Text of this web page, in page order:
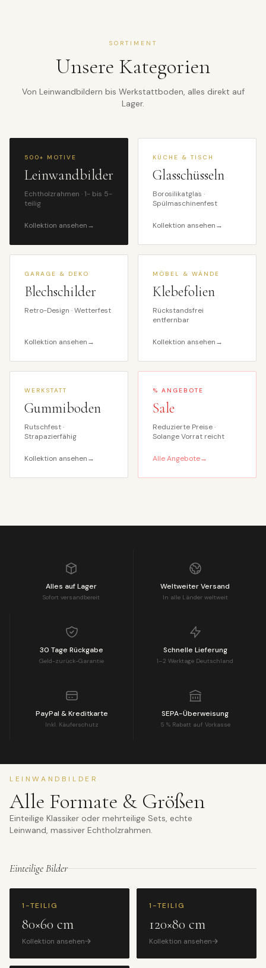
SORTIMENT
Unsere Kategorien
Von Leinwandbildern bis Werkstattboden, alles direkt auf
Lager.
500+ MOTIVE
Leinwandbilder
Echtholzrahmen · 1- bis 5-
teilig
Kollektion ansehen→
KÜCHE & TISCH
Glasschüsseln
Borosilikatglas ·
Spülmaschinenfest
Kollektion ansehen→
GARAGE & DEKO
Blechschilder
Retro-Design · Wetterfest
Kollektion ansehen→
MÖBEL & WÄNDE
Klebefolien
Rückstandsfrei
entfernbar
Kollektion ansehen→
WERKSTATT
Gummiboden
Rutschfest ·
Strapazierfähig
Kollektion ansehen→
% ANGEBOTE
Sale
Reduzierte Preise ·
Solange Vorrat reicht
Alle Angebote→
Alles auf Lager
Sofort versandbereit
Weltweiter Versand
In alle Länder weltweit
30 Tage Rückgabe
Geld-zurück-Garantie
Schnelle Lieferung
1–2 Werktage Deutschland
PayPal & Kreditkarte
Inkl. Käuferschutz
SEPA-Überweisung
5 % Rabatt auf Vorkasse
LEINWANDBILDER
Alle Formate & Größen
Einteilige Klassiker oder mehrteilige Sets, echte
Leinwand, massiver Echtholzrahmen.
Einteilige Bilder
1-TEILIG
80×60 cm
Kollektion ansehen
1-TEILIG
120×80 cm
Kollektion ansehen